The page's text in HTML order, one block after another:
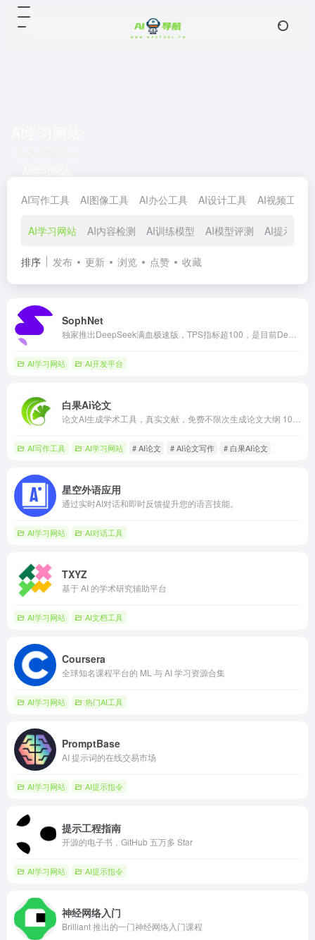
AI写作工具 AI图像工具 AI办公工具 AI设计工具 AI视频工具
AI学习网站 AI内容检测 AI训练模型 AI模型评测 AI提示指令
排序 发布 更新 浏览 点赞 收藏
SophNet
AI学习网站 AI开发平台
白果Ai论文
AI写作工具 AI学习网站 # AI论文 # AI论文写作 # 白果AI论文
星空外语应用
通过实时AI对话和即时反馈提升您的语言技能。
AI学习网站 AI对话工具
TXYZ
基于 AI 的学术研究辅助平台
AI学习网站 AI文档工具
Coursera
全球知名课程平台的 ML 与 AI 学习资源合集
AI学习网站 热门AI工具
PromptBase
AI 提示词的在线交易市场
AI学习网站 AI提示指令
提示工程指南
开源的电子书，GitHub 五万多 Star
AI学习网站 AI提示指令
神经网络入门
Brilliant 推出的一门神经网络入门课程